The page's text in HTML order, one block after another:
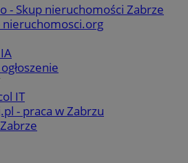
- Skup nieruchomości Zabrze
nieruchomosci.org
IT
- praca w Zabrzu